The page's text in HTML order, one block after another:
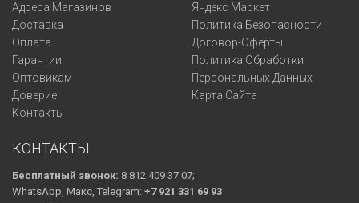
Адреса Магазинов
Доставка
Оплата
Гарантии
Оптовикам
Доверие
Контакты
Яндекс Маркет
Политика Безопасности
Договор-Оферты
Политика Обработки
Персональных Данных
Карта Сайта
КОНТАКТЫ
Бесплатный звонок: 8 812 409 37 07;
WhatsApp, Макс, Telegram: +7 921 331 69 93